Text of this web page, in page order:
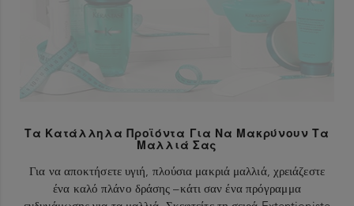
Τα Κατάλληλα Προϊόντα Για Να Μακρύνουν Τα
Μαλλιά Σας
Για να αποκτήσετε υγιή, πλούσια μακριά μαλλιά, χρειάζεστε
ένα καλό πλάνο δράσης –κάτι σαν ένα πρόγραμμα